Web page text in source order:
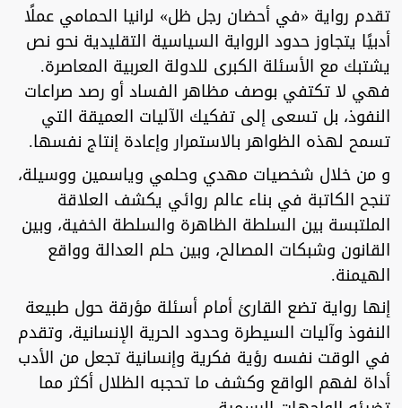
تقدم رواية «في أحضان رجل ظل» لرانيا الحمامي عملًا
أدبيًا يتجاوز حدود الرواية السياسية التقليدية نحو نص
يشتبك مع الأسئلة الكبرى للدولة العربية المعاصرة.
فهي لا تكتفي بوصف مظاهر الفساد أو رصد صراعات
النفوذ، بل تسعى إلى تفكيك الآليات العميقة التي
تسمح لهذه الظواهر بالاستمرار وإعادة إنتاج نفسها.
و من خلال شخصيات مهدي وحلمي وياسمين ووسيلة،
تنجح الكاتبة في بناء عالم روائي يكشف العلاقة
الملتبسة بين السلطة الظاهرة والسلطة الخفية، وبين
القانون وشبكات المصالح، وبين حلم العدالة وواقع
الهيمنة.
إنها رواية تضع القارئ أمام أسئلة مؤرقة حول طبيعة
النفوذ وآليات السيطرة وحدود الحرية الإنسانية، وتقدم
في الوقت نفسه رؤية فكرية وإنسانية تجعل من الأدب
أداة لفهم الواقع وكشف ما تحجبه الظلال أكثر مما